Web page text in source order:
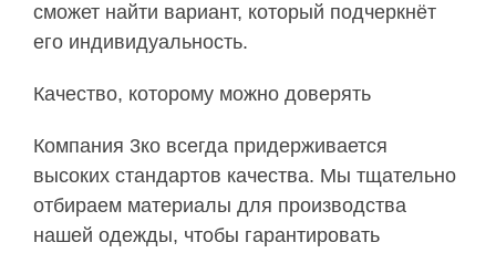
сможет найти вариант, который подчеркнёт
его индивидуальность.
Качество, которому можно доверять
Компания 3ко всегда придерживается
высоких стандартов качества. Мы тщательно
отбираем материалы для производства
нашей одежды, чтобы гарантировать